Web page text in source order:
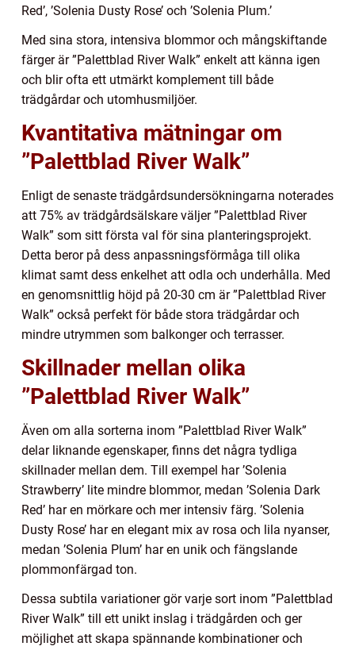
Red’, ’Solenia Dusty Rose’ och ’Solenia Plum.’
Med sina stora, intensiva blommor och mångskiftande
färger är ”Palettblad River Walk” enkelt att känna igen
och blir ofta ett utmärkt komplement till både
trädgårdar och utomhusmiljöer.
Kvantitativa mätningar om
”Palettblad River Walk”
Enligt de senaste trädgårdsundersökningarna noterades
att 75% av trädgårdsälskare väljer ”Palettblad River
Walk” som sitt första val för sina planteringsprojekt.
Detta beror på dess anpassningsförmåga till olika
klimat samt dess enkelhet att odla och underhålla. Med
en genomsnittlig höjd på 20-30 cm är ”Palettblad River
Walk” också perfekt för både stora trädgårdar och
mindre utrymmen som balkonger och terrasser.
Skillnader mellan olika
”Palettblad River Walk”
Även om alla sorterna inom ”Palettblad River Walk”
delar liknande egenskaper, finns det några tydliga
skillnader mellan dem. Till exempel har ’Solenia
Strawberry’ lite mindre blommor, medan ’Solenia Dark
Red’ har en mörkare och mer intensiv färg. ’Solenia
Dusty Rose’ har en elegant mix av rosa och lila nyanser,
medan ’Solenia Plum’ har en unik och fängslande
plommonfärgad ton.
Dessa subtila variationer gör varje sort inom ”Palettblad
River Walk” till ett unikt inslag i trädgården och ger
möjlighet att skapa spännande kombinationer och